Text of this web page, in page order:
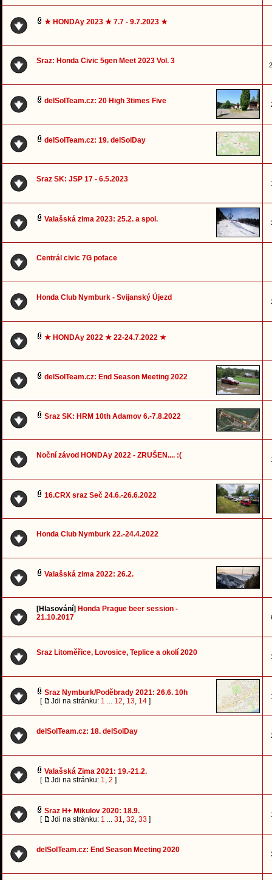
★ HONDAy 2023 ★ 7.7 - 9.7.2023 ★
Sraz: Honda Civic 5gen Meet 2023 Vol. 3
delSolTeam.cz: 20 High 3times Five
delSolTeam.cz: 19. delSolDay
Sraz SK: JSP 17 - 6.5.2023
Valašská zima 2023: 25.2. a spol.
Centrál civic 7G poface
Honda Club Nymburk - Svijanský Újezd
★ HONDAy 2022 ★ 22-24.7.2022 ★
delSolTeam.cz: End Season Meeting 2022
Sraz SK: HRM 10th Adamov 6.-7.8.2022
Noční závod HONDAy 2022 - ZRUŠEN.... :(
16.CRX sraz Seč 24.6.-26.6.2022
Honda Club Nymburk 22.-24.4.2022
Valašská zima 2022: 26.2.
[Hlasování] Honda Prague beer session -
21.10.2017
Sraz Litoměřice, Lovosice, Teplice a okolí 2020
Sraz Nymburk/Poděbrady 2021: 26.6. 10h
[
Jdi na stránku: 1 ... 12, 13, 14 ]
delSolTeam.cz: 18. delSolDay
Valašská Zima 2021: 19.-21.2.
[
Jdi na stránku: 1, 2 ]
Sraz H+ Mikulov 2020: 18.9.
[
Jdi na stránku: 1 ... 31, 32, 33 ]
delSolTeam.cz: End Season Meeting 2020